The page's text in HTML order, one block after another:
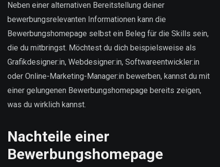
Neben einer alternativen Bereitstellung deiner
bewerbungsrelevanten Informationen kann die
Bewerbungshomepage selbst ein Beleg für die Skills sein,
die du mitbringst. Möchtest du dich beispielsweise als
Grafikdesigner:in, Webdesigner:in, Softwareentwickler:in
oder Online-Marketing-Manager:in bewerben, kannst du mit
einer gelungenen Bewerbungshomepage bereits zeigen,
was du wirklich kannst.
Nachteile einer
Bewerbungshomepage